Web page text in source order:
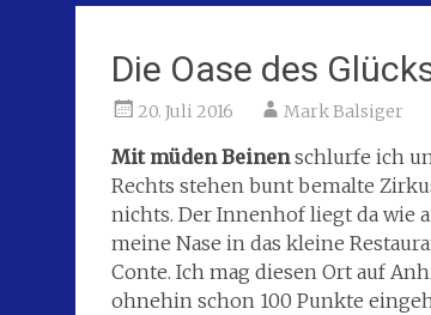
Die Oase des
20. Juli 2016 Mark Balsiger
Mit müden Beinenschlurfe ich
Rechts stehen bunt bemalte
nichts. Der Innenhof liegt da wie
meine Nase in das kleine
Conte. Ich mag diesen Ort auf
ohnehin schon 100 Punkte